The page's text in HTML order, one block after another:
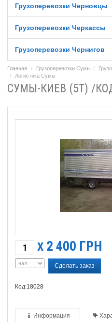
Грузоперевозки Черновцы
Грузоперевозки Черкассы
Грузоперевозки Чернигов
Главная Грузоперевозки Сумы
Логистика Сумы
СУМЫ-КИЕВ (5Т) /
X 2 400 ГРН
Сделать заказ
Код:18028
Информация